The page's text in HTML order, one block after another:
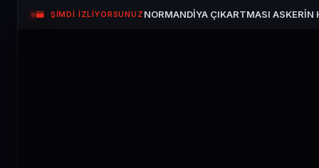
ŞİMDİ İZLİYORSUNUZ NORMANDİYA ÇIKARTMASI